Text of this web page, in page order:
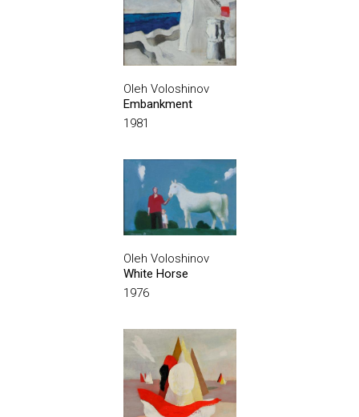
Oleh Voloshinov
Embankment
1981
Oleh Voloshinov
White Horse
1976